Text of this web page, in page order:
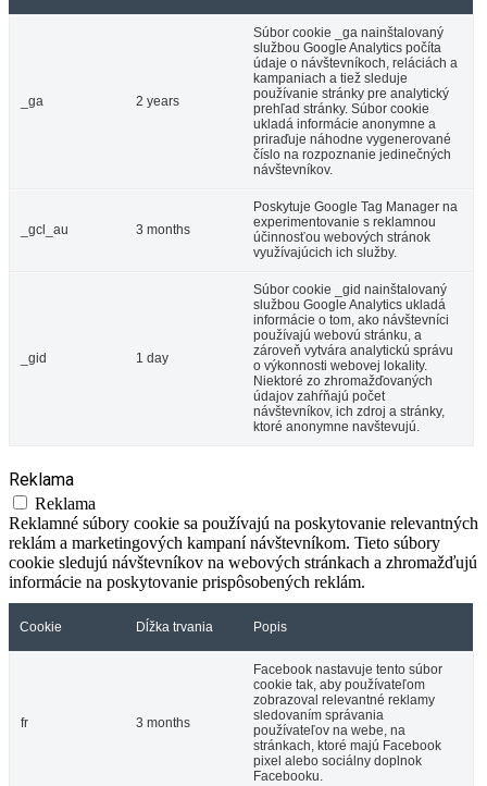
_ga 2 years
Súbor cookie _ga nainštalovaný
službou Google Analytics počíta
údaje o návštevníkoch, reláciách a
kampaniach a tiež sleduje
používanie stránky pre analytický
prehľad stránky. Súbor cookie
ukladá informácie anonymne a
priraďuje náhodne vygenerované
číslo na rozpoznanie jedinečných
návštevníkov.
_gcl_au 3 months
Poskytuje Google Tag Manager na
experimentovanie s reklamnou
účinnosťou webových stránok
využívajúcich ich služby.
_gid 1 day
Súbor cookie _gid nainštalovaný
službou Google Analytics ukladá
informácie o tom, ako návštevníci
používajú webovú stránku, a
zároveň vytvára analytickú správu
o výkonnosti webovej lokality.
Niektoré zo zhromažďovaných
údajov zahŕňajú počet
návštevníkov, ich zdroj a stránky,
ktoré anonymne navštevujú.
Reklama
Reklama
Reklamné súbory cookie sa používajú na poskytovanie relevantných
reklám a marketingových kampaní návštevníkom. Tieto súbory
cookie sledujú návštevníkov na webových stránkach a zhromažďujú
informácie na poskytovanie prispôsobených reklám.
Cookie Dĺžka trvania Popis
fr 3 months
Facebook nastavuje tento súbor
cookie tak, aby používateľom
zobrazoval relevantné reklamy
sledovaním správania
používateľov na webe, na
stránkach, ktoré majú Facebook
pixel alebo sociálny doplnok
Facebooku.